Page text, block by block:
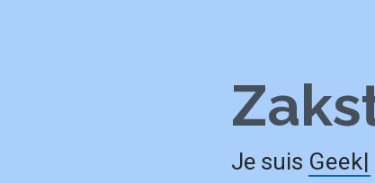
Je suis Geek|